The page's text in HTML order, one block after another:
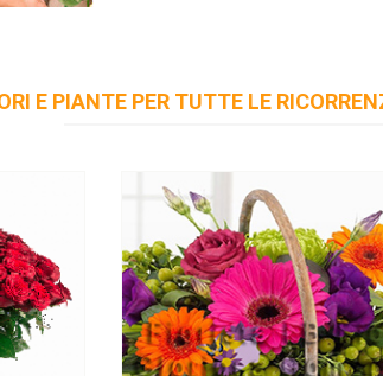
E PIANTE PER TUTTE LE